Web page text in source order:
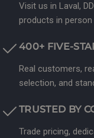
Visit us in Laval,
products in
400+ FIVE-
Real customers,
selection, and
TRUSTED BY
Trade pricing,